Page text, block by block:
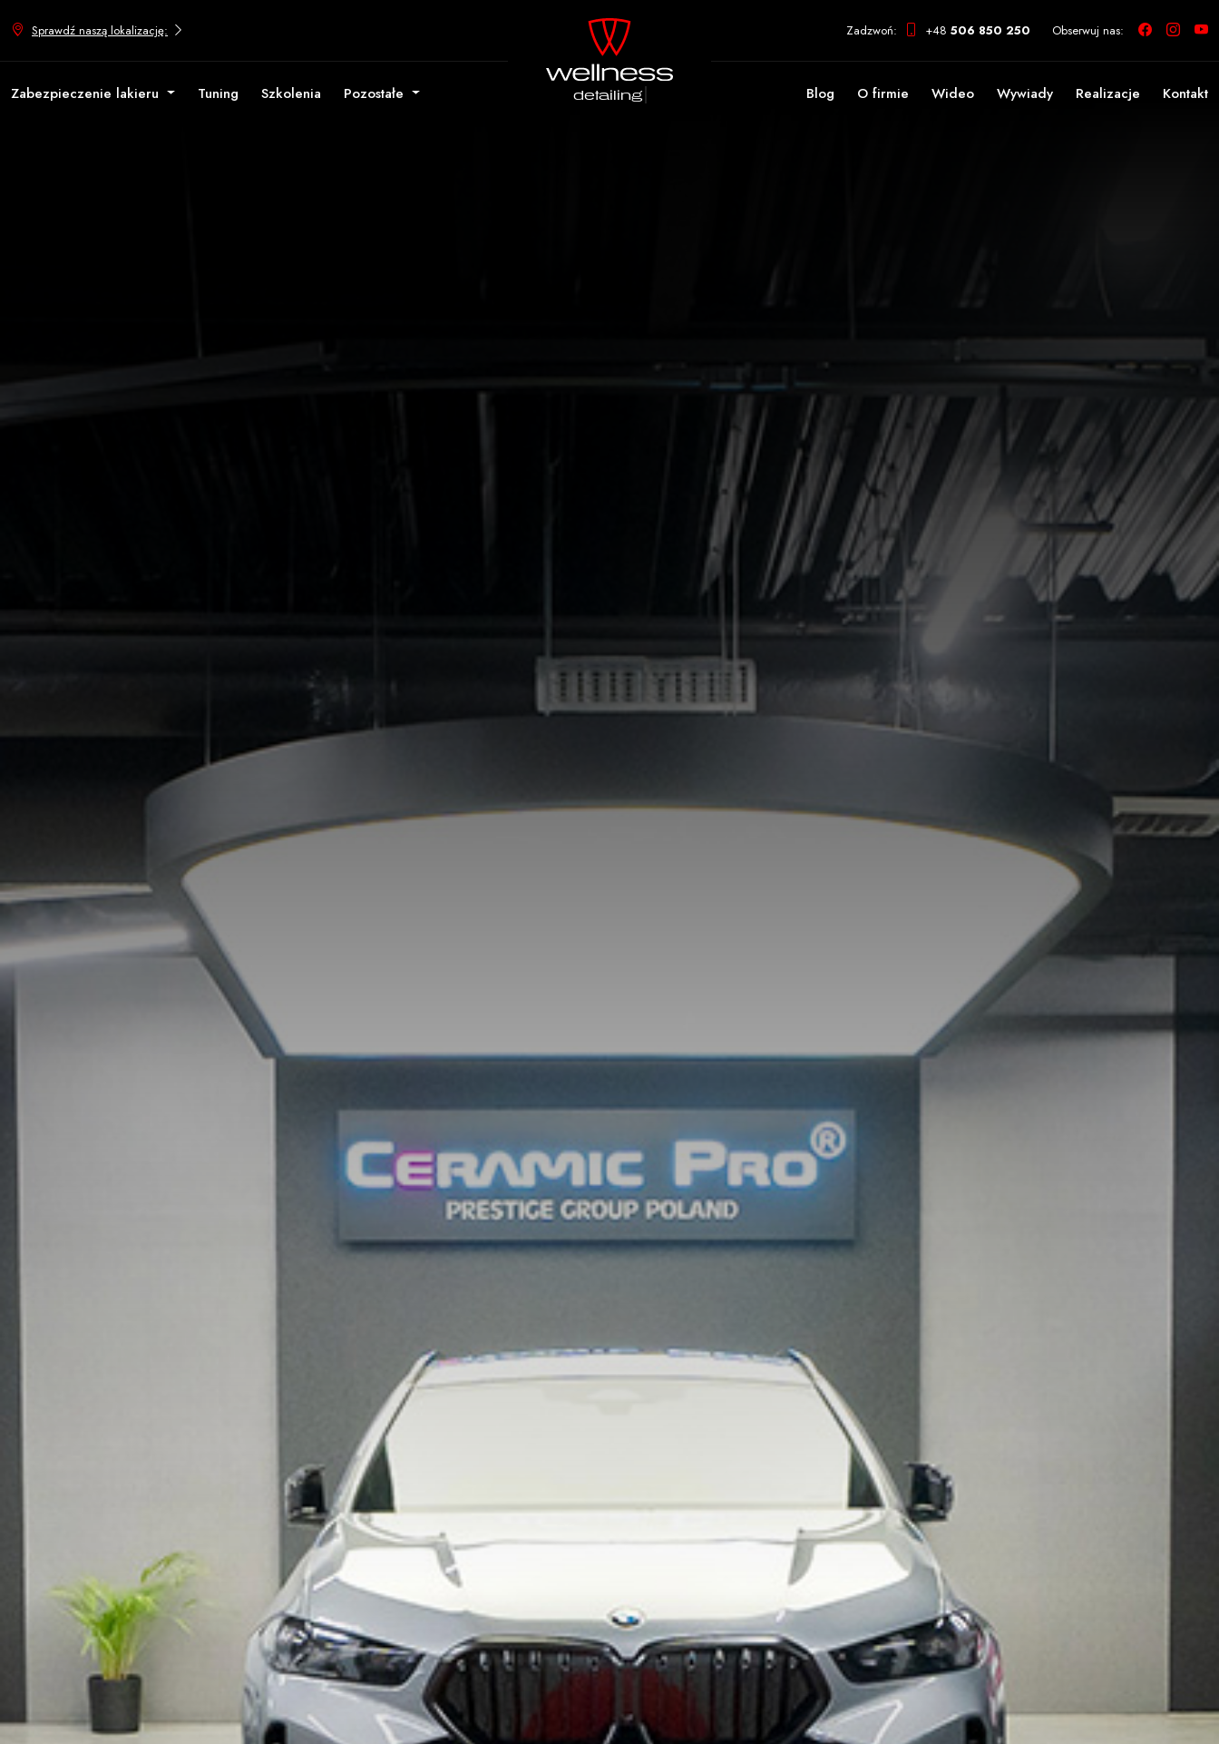
Sprawdź naszą lokalizację: Zadzwoń: +48 506 850 250 Obserwuj nas:
Zabezpieczenie lakieru Tuning Szkolenia Pozostałe Blog O firmie Wideo Wywiady Realizacje Kontakt
tuning